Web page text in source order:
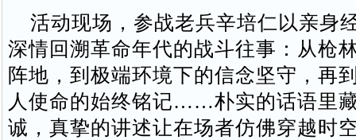
活动现场，参战老兵辛培仁以亲身
深情回溯革命年代的战斗往事：从枪
阵地，到极端环境下的信念坚守，再
人使命的始终铭记……朴实的话语里
诚，真挚的讲述让在场者仿佛穿越时